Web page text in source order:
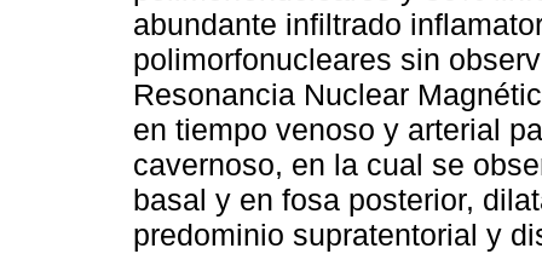
abundante infiltrado
polimorfonucleares sin
Resonancia Nuclear
en tiempo venoso y arterial
cavernoso, en la cual se
basal y en fosa posterior,
predominio supratentorial y